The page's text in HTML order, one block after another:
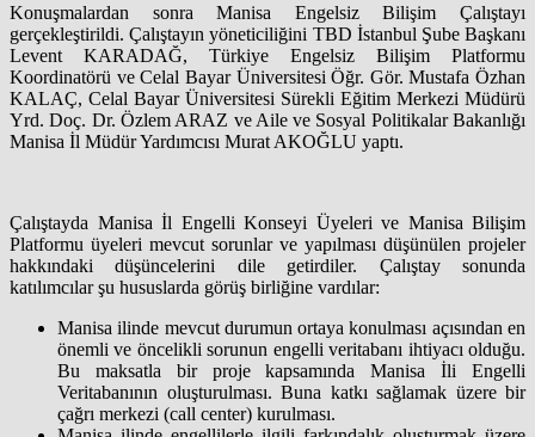
Konuşmalardan sonra Manisa Engelsiz Bilişim Çalıştayı
gerçekleştirildi. Çalıştayın yöneticiliğini TBD İstanbul Şube Başkanı
Levent KARADAĞ, Türkiye Engelsiz Bilişim Platformu
Koordinatörü ve Celal Bayar Üniversitesi Öğr. Gör. Mustafa Özhan
KALAÇ, Celal Bayar Üniversitesi Sürekli Eğitim Merkezi Müdürü
Yrd. Doç. Dr. Özlem ARAZ ve Aile ve Sosyal Politikalar Bakanlığı
Manisa İl Müdür Yardımcısı Murat AKOĞLU yaptı.
Çalıştayda Manisa İl Engelli Konseyi Üyeleri ve Manisa Bilişim
Platformu üyeleri mevcut sorunlar ve yapılması düşünülen projeler
hakkındaki düşüncelerini dile getirdiler. Çalıştay sonunda
katılımcılar şu hususlarda görüş birliğine vardılar:
Manisa ilinde mevcut durumun ortaya konulması açısından en
önemli ve öncelikli sorunun engelli veritabanı ihtiyacı olduğu.
Bu maksatla bir proje kapsamında Manisa İli Engelli
Veritabanının oluşturulması. Buna katkı sağlamak üzere bir
çağrı merkezi (call center) kurulması.